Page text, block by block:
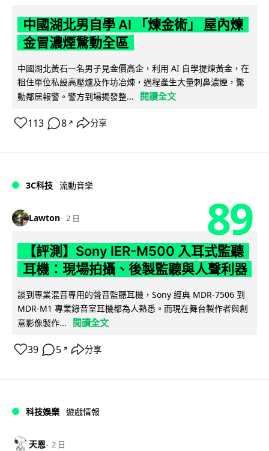
中國湖北男自學 AI 「煉金術」 屋內煉
金冒濃煙驚動全區
中國湖北黃石一名男子見金價高企，利用 AI 自學提煉黃金，在
租住單位私設高壓爐及作坊冶煉，過程產生大量刺鼻濃煙，驚
動鄰居報警。警方到場揭發整...
閱讀全文
113 8 ↗ 分享
3C科技 流動音樂
Lawton 2 日 89
【評測】Sony IER-M500 入耳式監聽
耳機：現場拍攝、後製監聽與人聲利器
談到專業混音專用的聲音監聽耳機，Sony 經典 MDR-7506 到
MDR-M1 專業錄音室耳機都為人熟悉。而現在舞台製作者與創
意影像製作...
閱讀全文
39 5 ↗ 分享
科技娛樂 遊戲情報
天恩 2 日